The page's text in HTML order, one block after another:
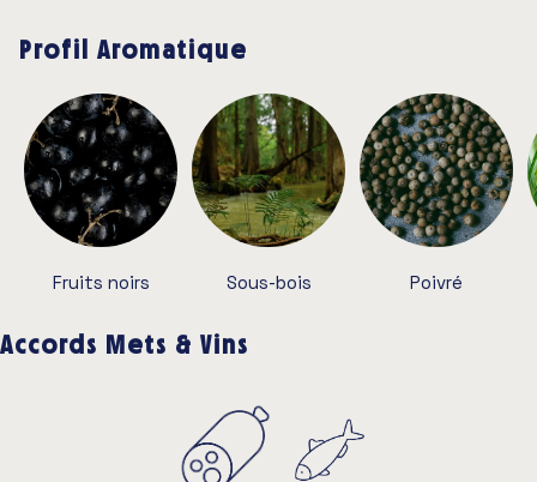
Profil Aromatique
Fruits noirs Sous-bois Poivré
Accords Mets & Vins